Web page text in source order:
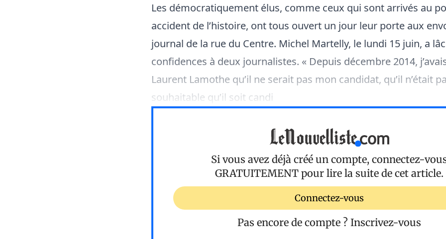
Les démocratiquement élus, comme ceux qui sont arrivés au
accident de l’histoire, ont tous ouvert un jour leur porte aux
journal de la rue du Centre. Michel Martelly, le lundi 15 juin, a
confidences à deux journalistes. « Depuis décembre 2014,
Laurent Lamothe qu’il ne serait pas mon candidat, qu’il n’était
souhaitable qu’il soit candi
Si vous avez déjà créé un compte, connectez-
GRATUITEMENT pour lire la suite de cet article.
Connectez-vous
Pas encore de compte ? Inscrivez-vous